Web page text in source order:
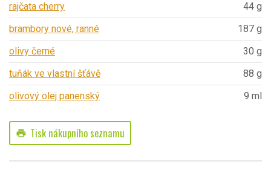
rajčata cherry
44 g
brambory nové, ranné
187 g
olivy černé
30 g
tuňák ve vlastní šťávě
88 g
olivový olej panenský
9 ml
print Tisk nákupního seznamu